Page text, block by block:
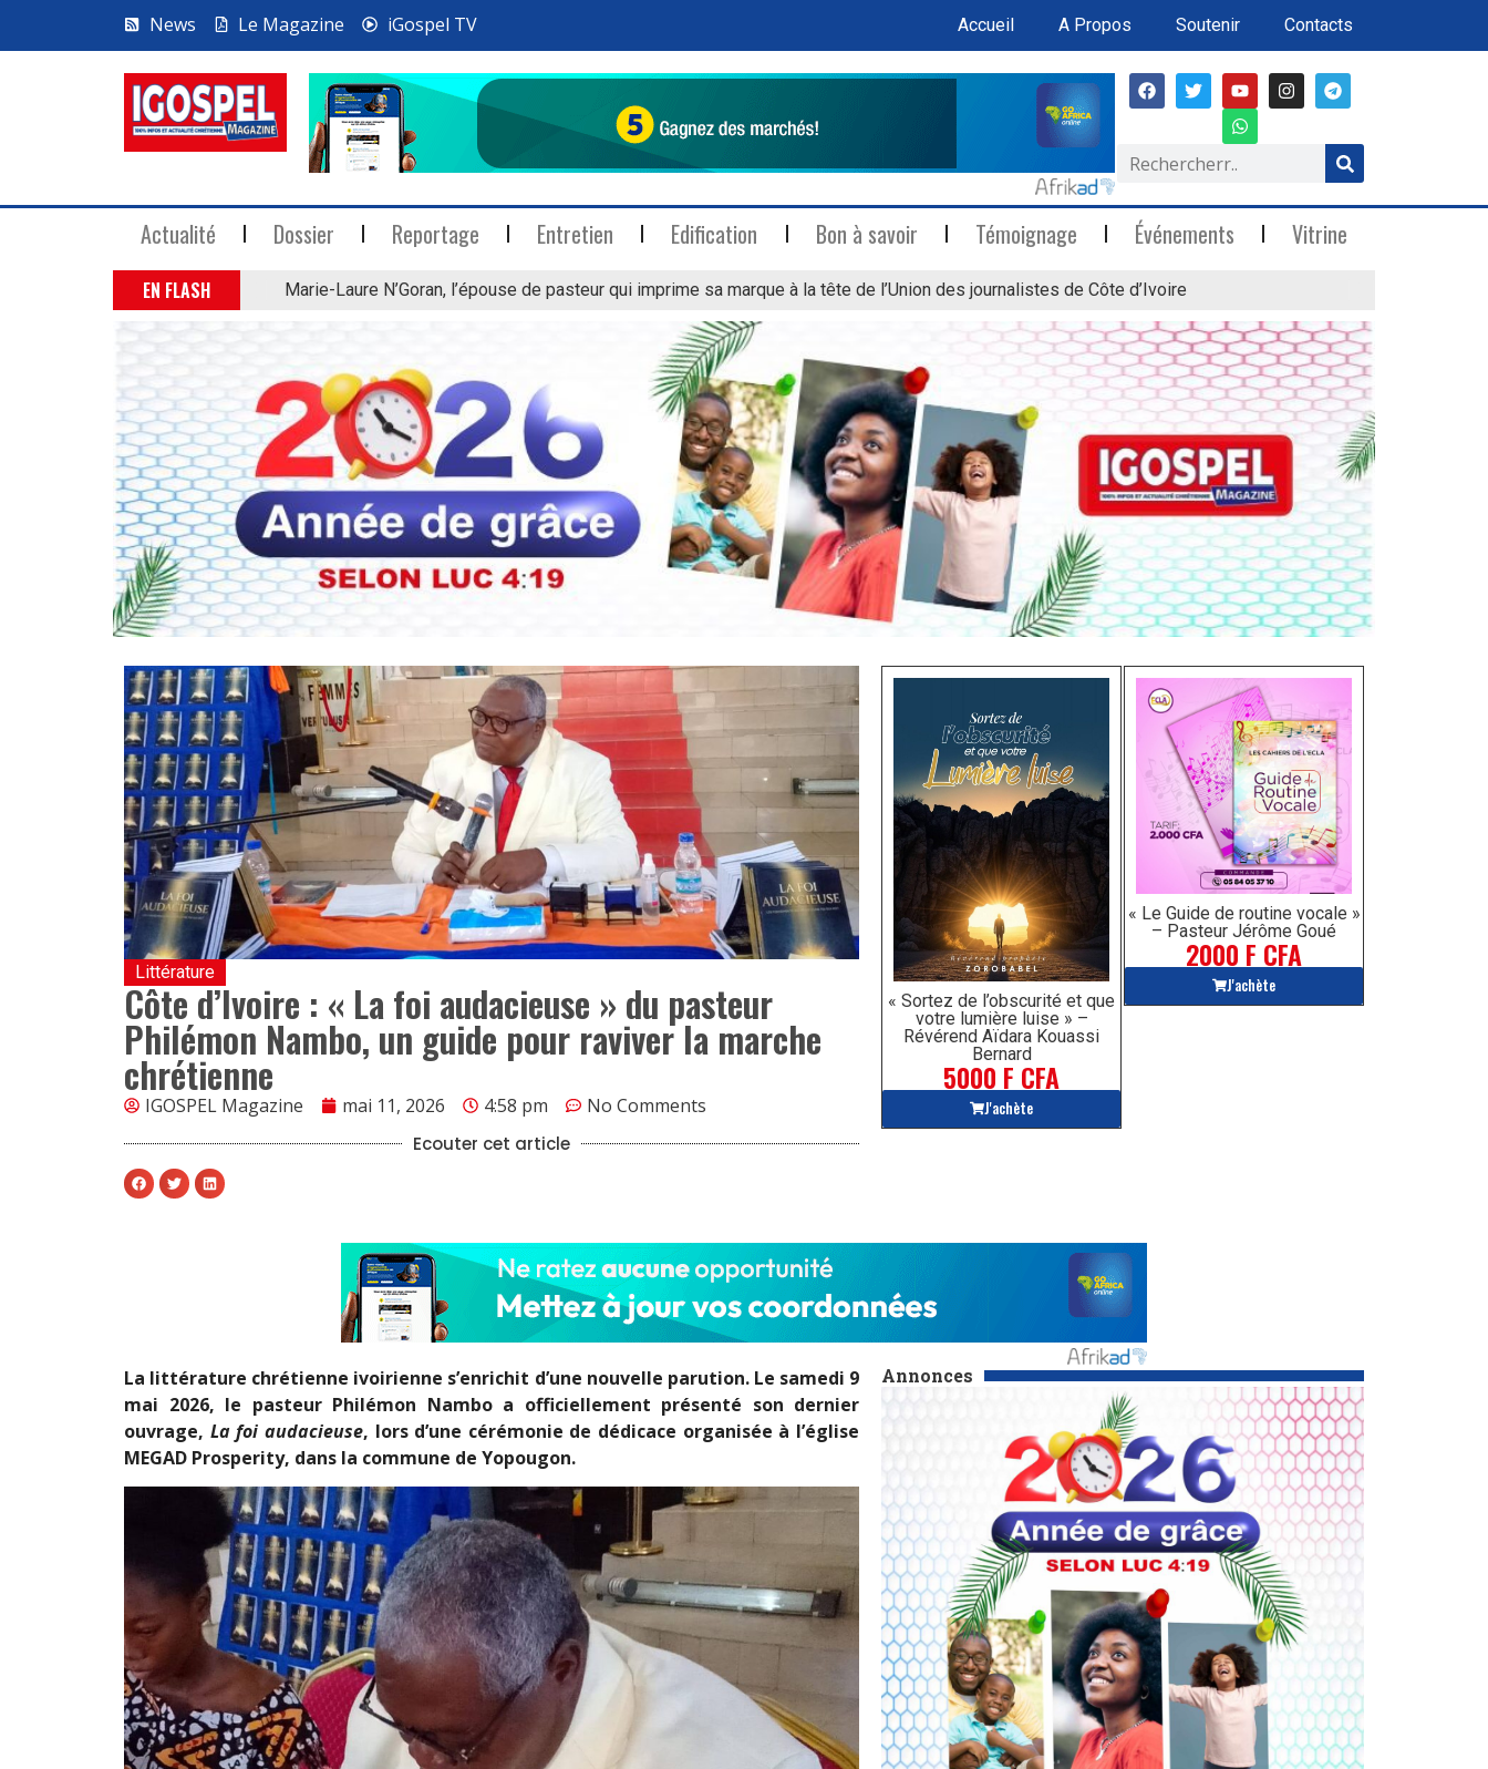
News Le Magazine iGospel TV Accueil A Propos Soutenir Contacts
Actualité Dossier Reportage Entretien Edification Bon à savoir Témoignage Événements Vitrine
EN FLASH Marie-Laure N’Goran, l’épouse de pasteur qui imprime sa marque à la tête de l’Union des journalistes de Côte d’Ivoire
« Sortez de l’obscurité et que
votre lumière luise » –
Révérend Aïdara Kouassi
Bernard
5000 F CFA
J'achète
« Le Guide de routine vocale »
– Pasteur Jérôme Goué
2000 F CFA
J'achète
Littérature
Côte d’Ivoire : « La foi audacieuse » du pasteur
Philémon Nambo, un guide pour raviver la marche
chrétienne
IGOSPEL Magazine mai 11, 2026 4:58 pm No Comments
Ecouter cet article
Annonces
La littérature chrétienne ivoirienne s’enrichit d’une nouvelle parution. Le samedi 9
mai 2026, le pasteur Philémon Nambo a officiellement présenté son dernier
ouvrage, La foi audacieuse, lors d’une cérémonie de dédicace organisée à l’église
MEGAD Prosperity, dans la commune de Yopougon.